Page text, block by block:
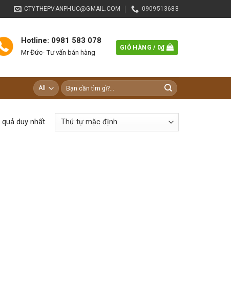
CTYTHEPVANPHUC@GMAIL.COM 0909513688
Hotline: 0981 583 078
Mr Đức- Tư vấn bán hàng
GIỎ HÀNG / 0₫
Tìm
kiếm:
duy nhất